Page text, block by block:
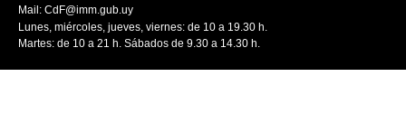
Mail: CdF@imm.gub.uy
Lunes, miércoles, jueves, viernes: de 10 a 19.30 h.
Martes: de 10 a 21 h. Sábados de 9.30 a 14.30 h.